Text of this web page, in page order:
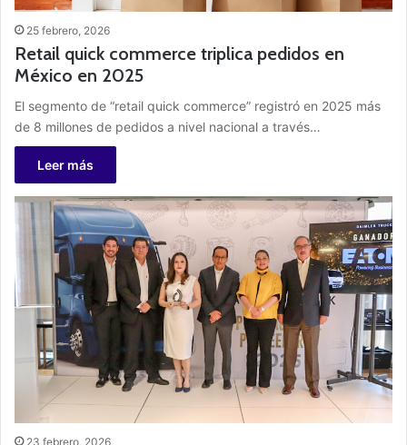
25 febrero, 2026
Retail quick commerce triplica pedidos en
México en 2025
El segmento de “retail quick commerce” registró en 2025 más
de 8 millones de pedidos a nivel nacional a través…
Leer más
23 febrero, 2026